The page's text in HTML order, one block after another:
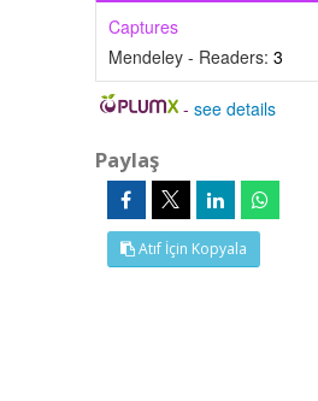
Captures
Mendeley - Readers: 3
-see details
Paylaş
Atıf İçin Kopyala